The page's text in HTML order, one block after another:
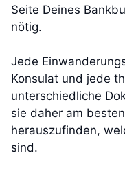
Seite Deines
nötig.
Jede
Konsulat und jede
unterschiedliche
sie daher am
herauszufinden,
sind.